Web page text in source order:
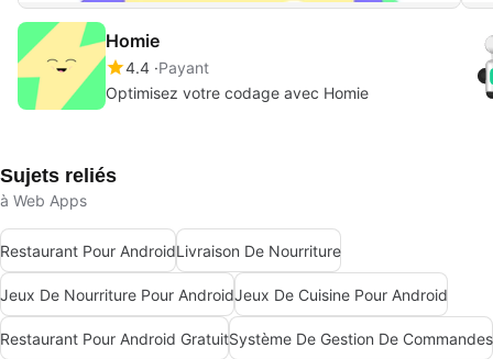
Homie
4.4 Payant
Optimisez votre codage avec Homie
Sujets reliés
à Web Apps
Restaurant Pour AndroidLivraison De Nourriture
Jeux De Nourriture Pour AndroidJeux De Cuisine Pour Android
Restaurant Pour Android GratuitSystème De Gestion De Commandes